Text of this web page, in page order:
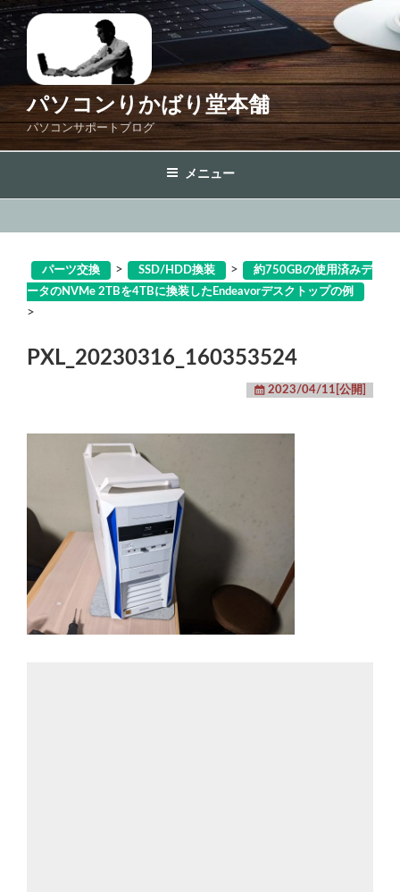
コ
ン
テ
ス
プ
パソコンりかばり堂本舗
パソコンサポートブログ
メニュー
パーツ交換 > SSD/HDD換装 >
約750GBの使用済みデ
ータのNVMe 2TBを4TBに換装したEndeavorデスクトップの例
>
PXL_20230316_160353524
2023/04/11[公開]